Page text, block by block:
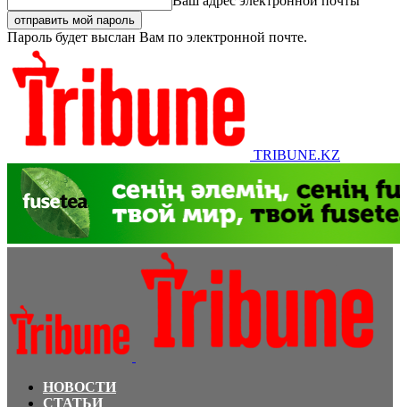
Пароль будет выслан Вам по электронной почте.
TRIBUNE.KZ
НОВОСТИ
СТАТЬИ